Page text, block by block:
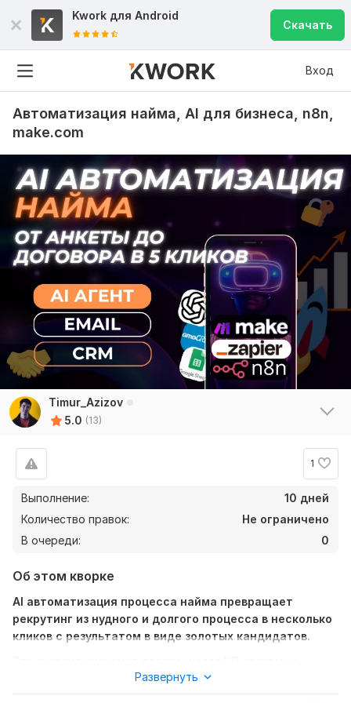
Kwork для Android
Скачать
Вход
Автоматизация найма, AI для бизнеса, n8n,
make.com
Timur_Azizov
5.0 (13)
1
Выполнение:
10 дней
Количество правок:
Не ограничено
В очереди:
0
Об этом кворке
AI автоматизация процесса найма превращает
рекрутинг из нудного и долгого процесса в несколько
кликов с результатом в виде золотых кандидатов.
рекрутерам, ведь она полностью автоматизирует и
Развернуть